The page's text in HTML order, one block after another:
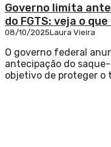
Governo limita
do FGTS: veja o
08/10/2025Laura Vieira
O governo federal
antecipação do
objetivo de proteger o